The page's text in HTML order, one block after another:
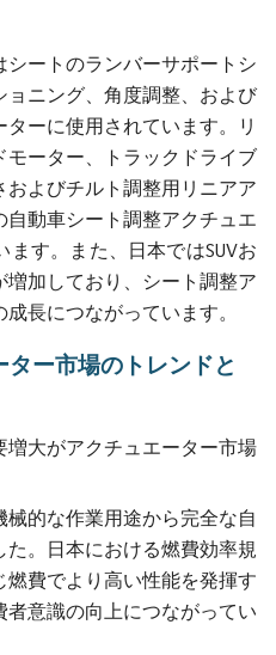
ートのランバーサポートシ
ニング、角度調整、および
ーに使用されています。リ
モーター、トラックドライブ
よびチルト調整用リニアア
動車シート調整アクチュエ
す。また、日本ではSUVお
加しており、シート調整ア
長につながっています。
ー市場のトレンドと
大がアクチュエーター市場
的な作業用途から完全な自
。日本における燃費効率規
費でより高い性能を発揮す
意識の向上につながってい